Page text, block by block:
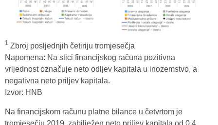
1 Zbroj posljednjih četiriju tromjesečja
Napomena: Na slici financijskog računa pozitivna
vrijednost označuje neto odljev kapitala u inozemstvo, a
negativna neto priljev kapitala.
Izvor: HNB
Na financijskom računu platne bilance u četvrtom je
tromjesečju 2019. zabilježen neto priljev kapitala od 0,4